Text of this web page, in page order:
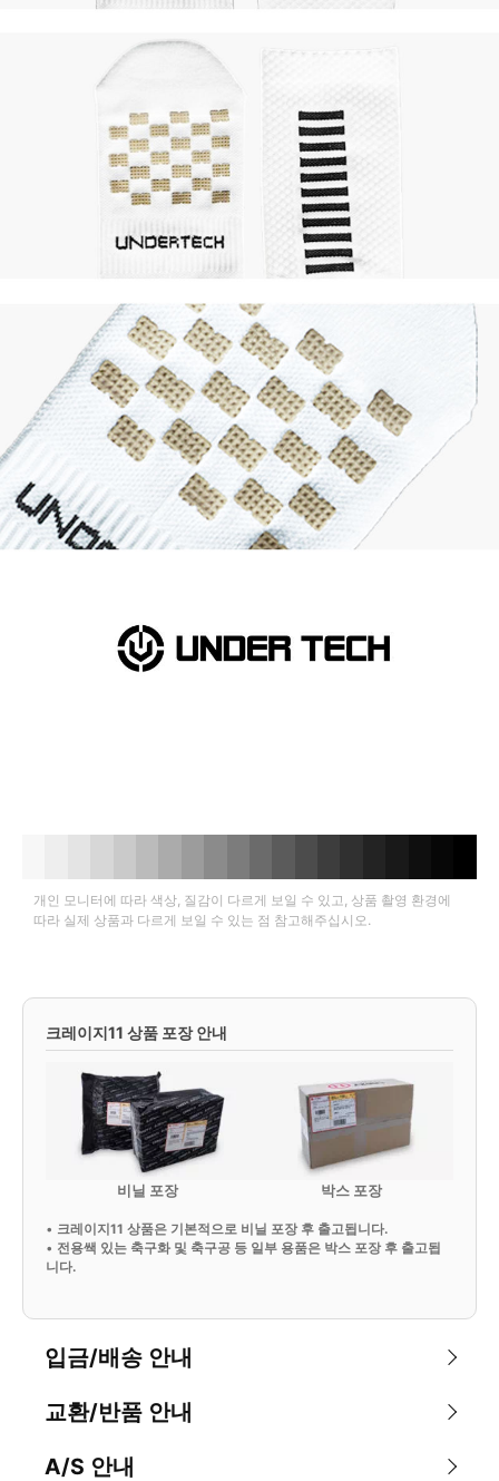
개인 모니터에 따라 색상, 질감이 다르게 보일 수 있고, 상품 촬영 환경에
따라 실제 상품과 다르게 보일 수 있는 점 참고해주십시오.
크레이지11 상품 포장 안내
비닐 포장 박스 포장
• 크레이지11 상품은 기본적으로 비닐 포장 후 출고됩니다.
• 전용쌕 있는 축구화 및 축구공 등 일부 용품은 박스 포장 후 출고됩
니다.
입금/배송 안내
교환/반품 안내
A/S 안내